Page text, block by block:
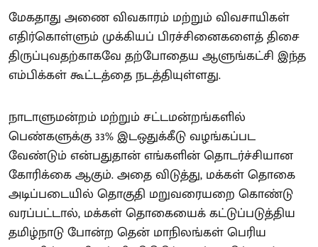
மேகதாது அணை விவகாரம் மற்றும் விவசாயிகள்
எதிர்கொள்ளும் முக்கியப் பிரச்சினைகளைத் திசை
திருப்புவதற்காகவே தற்போதைய ஆளுங்கட்சி இந்த
எம்பிக்கள் கூட்டத்தை நடத்தியுள்ளது.
நாடாளுமன்றம் மற்றும் சட்டமன்றங்களில்
பெண்களுக்கு 33% இடஒதுக்கீடு வழங்கப்பட
வேண்டும் என்பதுதான் எங்களின் தொடர்ச்சியான
கோரிக்கை ஆகும். அதை விடுத்து, மக்கள் தொகை
அடிப்படையில் தொகுதி மறுவரையறை கொண்டு
வரப்பட்டால், மக்கள் தொகையைக் கட்டுப்படுத்திய
தமிழ்நாடு போன்ற தென் மாநிலங்கள் பெரிய